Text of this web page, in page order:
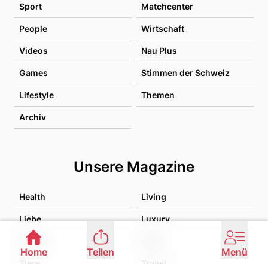
Sport Matchcenter
People Wirtschaft
Videos Nau Plus
Games Stimmen der Schweiz
Lifestyle Themen
Archiv
Unsere Magazine
Health Living
Liebe Luxury
Family
Home Teilen Menü